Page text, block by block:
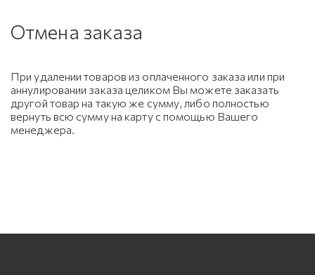
Отмена заказа
При удалении товаров из оплаченного заказа или при
аннулировании заказа целиком Вы можете заказать
другой товар на такую же сумму, либо полностью
вернуть всю сумму на карту с помощью Вашего
менеджера.